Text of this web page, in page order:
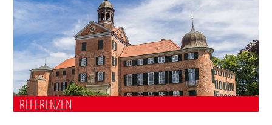
REFERENZEN